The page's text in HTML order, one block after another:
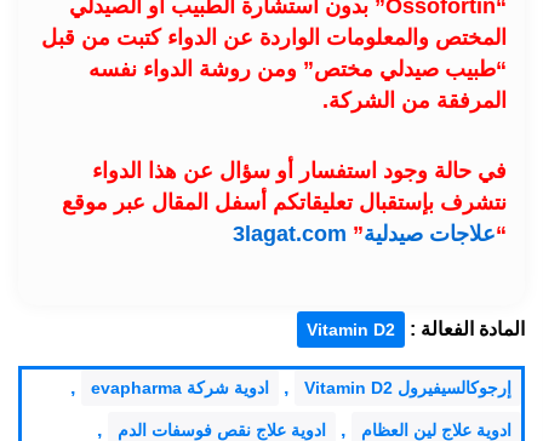
“Ossofortin” بدون استشارة الطبيب او الصيدلي
المختص والمعلومات الواردة عن الدواء كتبت من قبل
“طبيب صيدلي مختص” ومن روشة الدواء نفسه
المرفقة من الشركة.
في حالة وجود استفسار أو سؤال عن هذا الدواء
نتشرف بإستقبال تعليقاتكم أسفل المقال عبر موقع
“علاجات صيدلية”
3lagat.com
المادة الفعالة : Vitamin D2
إرجوكالسيفيرول Vitamin D2 , ادوية شركة evapharma ,
ادوية علاج لين العظام , ادوية علاج نقص فوسفات الدم ,